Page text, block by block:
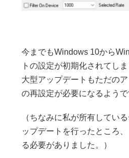
今までもWindows 10から
トの設定が初期化されてし
大型アップデートもただの
の再設定が必要になるようで
（ちなみに私が所有してい
ップデートを行ったところ
る必要がありました。）